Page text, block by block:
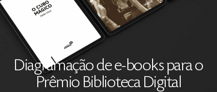
Diagramação de e-books para o
Prêmio Biblioteca Digital